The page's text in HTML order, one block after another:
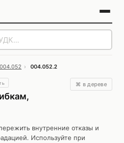
004.052 › 004.052.2
⌘ в дереве
внутренние отказы и
Используйте при